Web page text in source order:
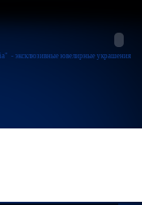
- эксклюзивные ювелирные украшения